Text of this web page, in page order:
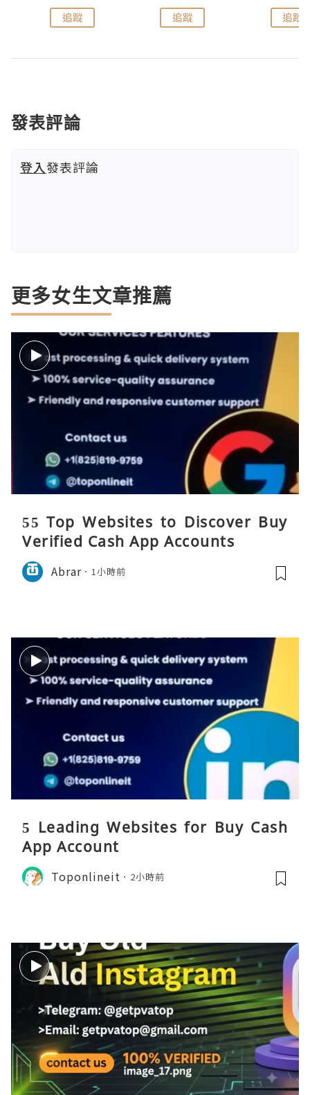
追蹤 追蹤 追蹤
發表評論
登入發表評論
更多女生文章推薦
55 Top Websites to Discover Buy
Verified Cash App Accounts
Abrar 1小時前
5 Leading Websites for Buy Cash
App Account
Toponlineit 2小時前